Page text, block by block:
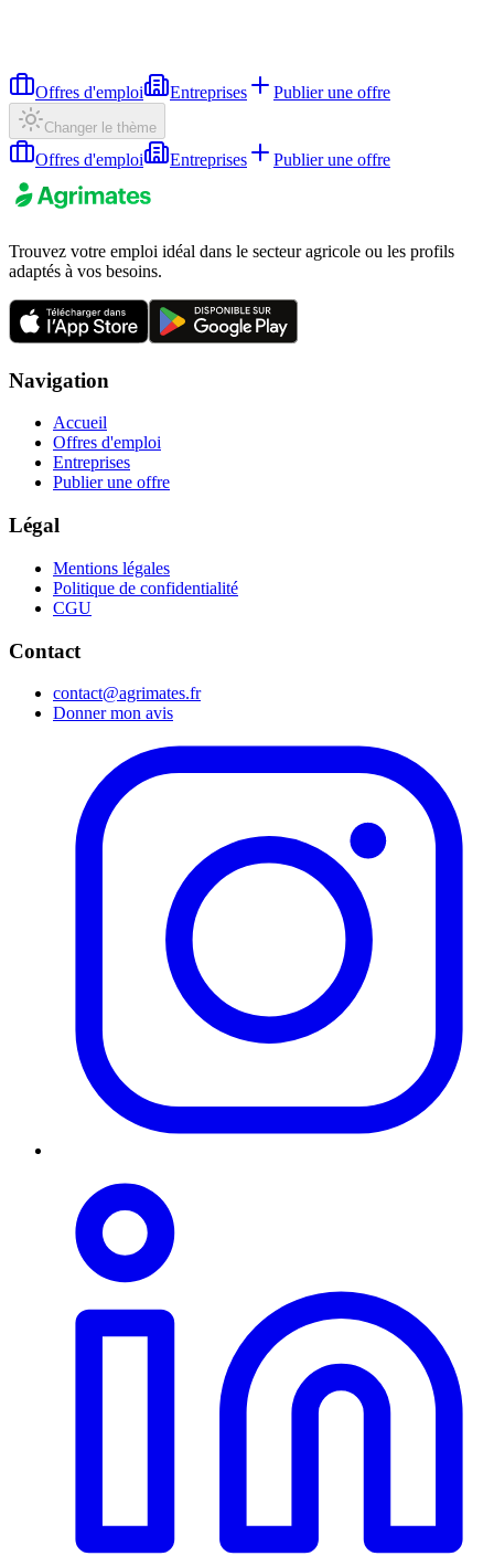
Offres d'emploi Entreprises Publier une offre
Changer le thème
Offres d'emploi Entreprises Publier une offre
Trouvez votre emploi idéal dans le secteur agricole ou les profils
adaptés à vos besoins.
Navigation
Accueil
Offres d'emploi
Entreprises
Publier une offre
Légal
Mentions légales
Politique de confidentialité
CGU
Contact
contact@agrimates.fr
Donner mon avis